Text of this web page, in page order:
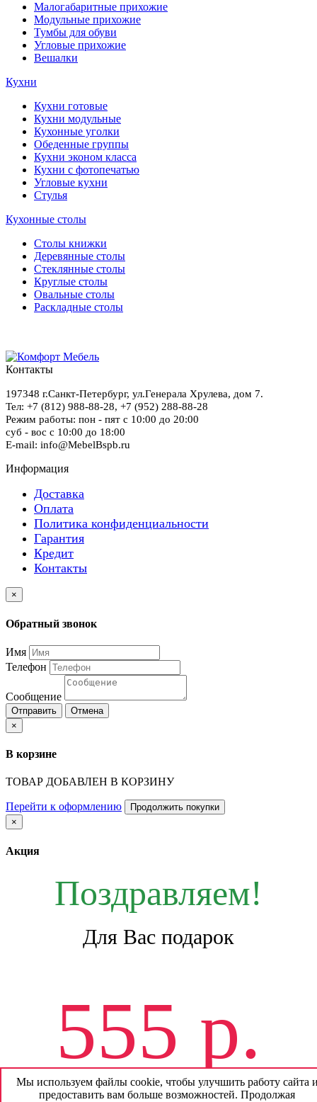
Малогабаритные прихожие
Модульные прихожие
Тумбы для обуви
Угловые прихожие
Вешалки
Кухни
Кухни готовые
Кухни модульные
Кухонные уголки
Обеденные группы
Кухни эконом класса
Кухни с фотопечатью
Угловые кухни
Стулья
Кухонные столы
Столы книжки
Деревянные столы
Стеклянные столы
Круглые столы
Овальные столы
Раскладные столы
Контакты
197348 г.Санкт-Петербург, ул.Генерала Хрулева, дом 7.
Тел: +7 (812) 988-88-28, +7 (952) 288-88-28
Режим работы: пон - пят с 10:00 до 20:00
суб - вос с 10:00 до 18:00
E-mail: info@MebelBspb.ru
Информация
Доставка
Оплата
Политика конфиденциальности
Гарантия
Кредит
Контакты
×
Обратный звонок
Имя
Телефон
Сообщение
Отправить
Отмена
×
В корзине
ТОВАР ДОБАВЛЕН В КОРЗИНУ
Перейти к оформлению
Продолжить покупки
×
Акция
Поздравляем!
Для Вас подарок
555 р.
Мы используем файлы cookie, чтобы улучшить работу сайта
предоставить вам больше возможностей. Продолжая